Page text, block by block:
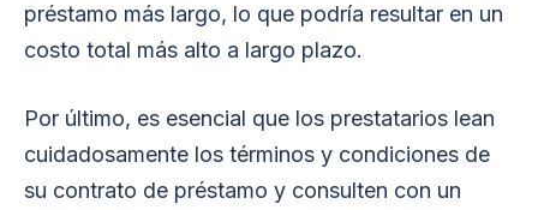
préstamo más largo, lo que podría resultar en un
costo total más alto a largo plazo.
Por último, es esencial que los prestatarios lean
cuidadosamente los términos y condiciones de
su contrato de préstamo y consulten con un